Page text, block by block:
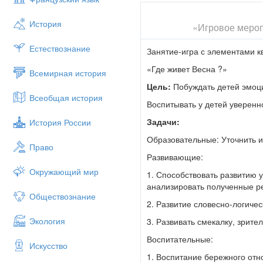
История
Естествознание
Всемирная история
Всеобщая история
История России
Право
Окружающий мир
Обществознание
Экология
Искусство
«Жили-были четыре времени
решила, что она самая
растения. Птицы перестали
Посмотрим что на нём?
костра, солнца и лампочки.
Воспитатель.Как вы думаете,
покажу вам дорогу к Весне,
задание- На поляну цветов
1 задание:Первыми на пути
рассадить бабочек на цветы
нам нужен ключ? (открыть
птицы, распределить к
«Игровое
Занятие-игра с элементами
«Где живет Весна ?»
Цель: Побуждать детей
Воспитывать у детей
Задачи:
Образовательные: Уточнить
Развивающие:
1. Способствовать развитию
анализировать полученные
2. Развитие словесно-
3. Развивать смекалку,
Воспитательные:
1. Воспитание бережного